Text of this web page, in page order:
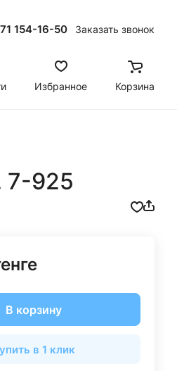
154-16-50 Заказать звонок
Избранное Корзина
7-925
В корзину
в 1 клик